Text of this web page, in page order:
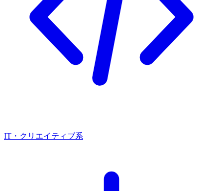
IT・クリエイティブ系